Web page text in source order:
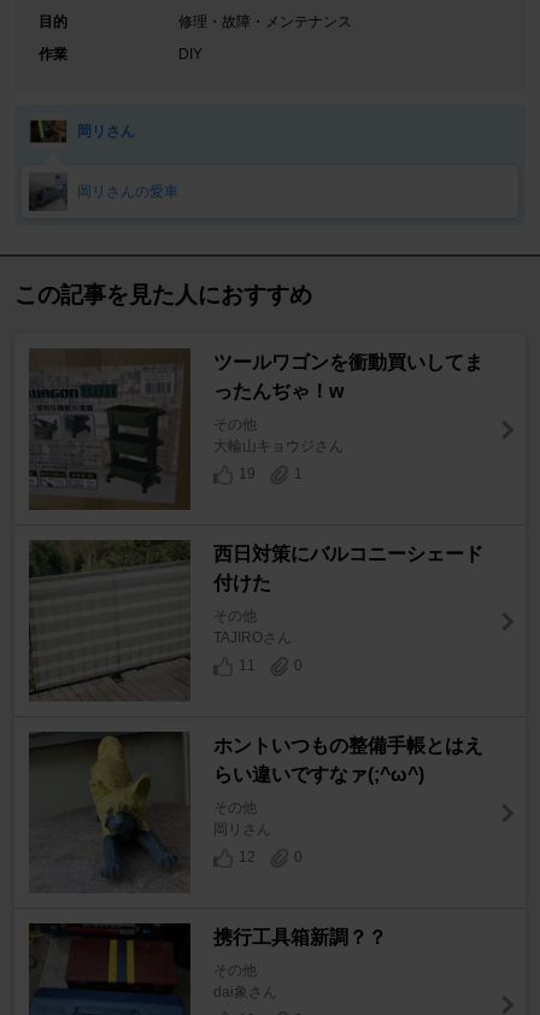
目的
修理・故障・メンテナンス
作業
DIY
岡リさん
岡リさんの愛車
この記事を見た人におすすめ
ツールワゴンを衝動買いしてま
ったんぢゃ！w
その他
大輪山キョウジさん
19
1
西日対策にバルコニーシェード
付けた
その他
TAJIROさん
11
0
ホントいつもの整備手帳とはえ
らい違いですなァ(;^ω^)
その他
岡リさん
12
0
携行工具箱新調？？
その他
dai象さん